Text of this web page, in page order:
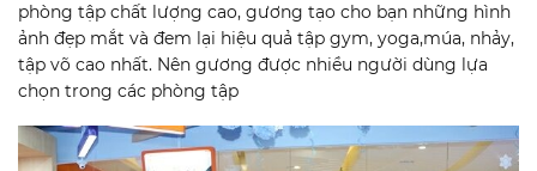
phòng tập chất lượng cao, gương tạo cho bạn những hình
ảnh đẹp mắt và đem lại hiệu quả tập gym, yoga,múa, nhảy,
tập võ cao nhất. Nên gương được nhiều người dùng lựa
chọn trong các phòng tập